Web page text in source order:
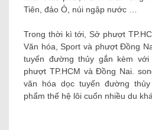
Tiên, đảo Ó, núi ngập nước …
Trong thời kì tới, Sở phượt
Văn hóa, Sport và phượt Đồng
tuyến đường thủy gắn kèm
phượt TP.HCM và Đồng Nai.
văn hóa dọc tuyến đường
phẩm thế hệ lôi cuốn nhiều du